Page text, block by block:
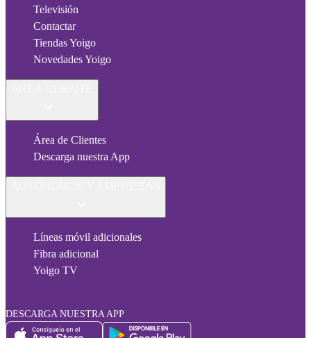
Televisión
Contactar
Tiendas Yoigo
Novedades Yoigo
Área de Clientes
Descarga nuestra App
Líneas móvil adicionales
Fibra adicional
Yoigo TV
DESCARGA NUESTRA APP